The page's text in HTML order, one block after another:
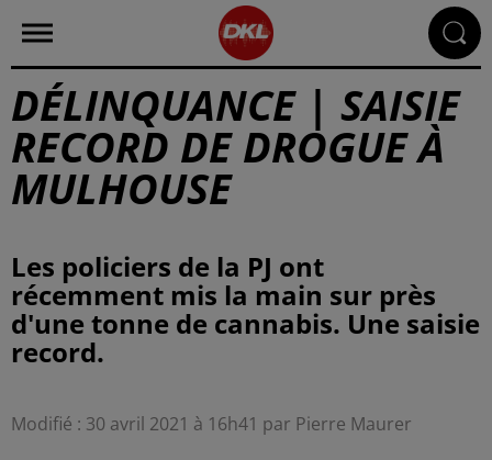
DÉLINQUANCE | SAISIE
RECORD DE DROGUE À
MULHOUSE
Les policiers de la PJ ont
récemment mis la main sur près
d'une tonne de cannabis. Une saisie
record.
Modifié : 30 avril 2021 à 16h41 par Pierre Maurer